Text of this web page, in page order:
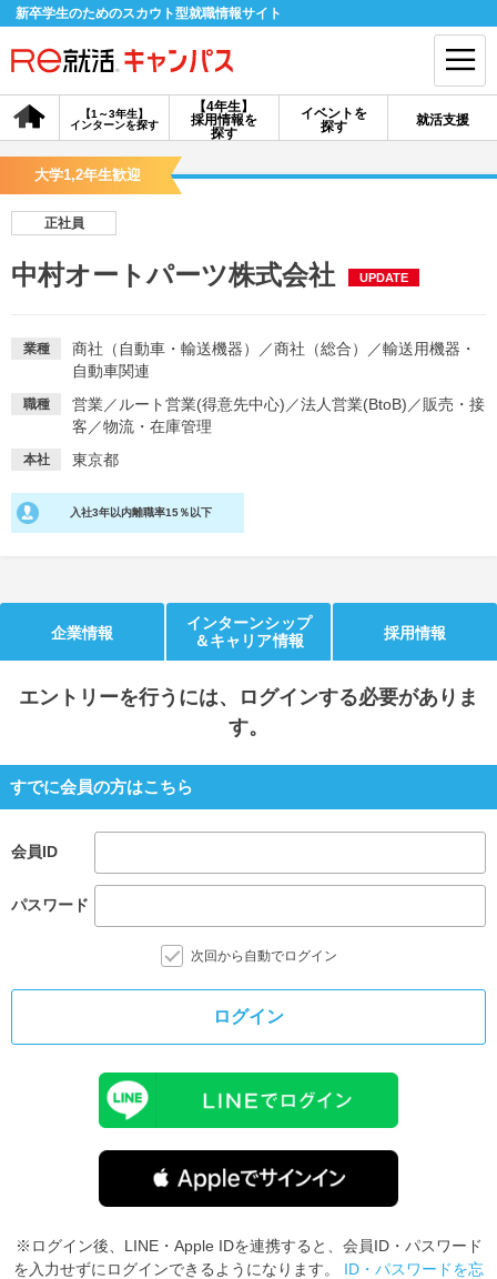
新卒学生のためのスカウト型就職情報サイト
【4年生】
採用情報を
探す
【1～3年生】
インターンを探す
イベントを
探す
就活支援
会員登録 ログイン
探す
イベントを探す スカウト お知らせ
就活支援
動画で対策講座をチェック
就活ニュースペーパー よくある質問
大学1,2年生歓迎
正社員
中村オートパーツ株式会社 UPDATE
業種 商社（自動車・輸送機器） ／商社（総合） ／輸送用機器・
自動車関連
職種 営業／ ルート営業(得意先中心) ／法人営業(BtoB) ／販売・接
客 ／物流・在庫管理
本社 東京都
入社3年以内離職率15％以下
企業情報
インターンシップ
＆キャリア情報
採用情報
エントリーを行うには、ログインする必要がありま
す。
すでに会員の方はこちら
会員ID
パスワード
次回から自動でログイン
ログイン
※ログイン後、LINE・Apple IDを連携すると、会員ID・パスワード
を入力せずにログインできるようになります。 ID・パスワードを忘